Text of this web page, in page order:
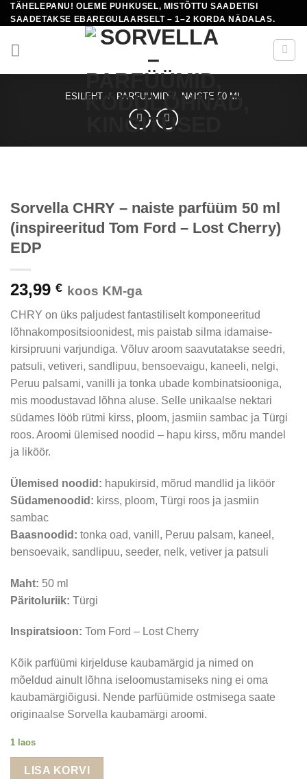
Skip
to
content
TÄHELEPANU! OLEME PUHKUSEL, MISTÕTTU SAADETISI
SAADETAKSE EBAREGULAARSELT – 1–2 KORDA NÄDALAS.
ESILEHT / PARFUUMID / NAISTE 50 ML
Sorvella CHRY – naiste parfüüm 50 ml
(inspireeritud Tom Ford – Lost Cherry)
EDP
23,99 € koos KM-ga
CHRY on üks paljudest fantastiliselt komponeeritud
lõhnakompositsioonidest, mis paistab silma idamaise-
kirsipruuni varjundiga. Võluv aroom saavutatakse seedri,
patsuli, vetiveri, sandlipuu, bensoevaigu, kaneeli, nelgi,
Peruu palsami, vanilli ja tonka ubade kombinatsiooniga,
mis moodustavad lõhna aluse. Selle unikaalse nektari
südames lööb rütmi kirss, ploom, jasmiin sambac ja Türgi
roos. Aroomi ülemised noodid – hapu kirss, mõru mandel
ja liköör.
Ülemised noodid: hapukirsid, mõrud mandlid ja liköör
Südamenoodid: kirss, ploom, Türgi roos ja jasmiin
sambac
Baasnoodid: tonka oad, vanill, Peruu palsam, kaneel,
bensoevaik, sandlipuu, seeder, nelk, vetiver ja patsuli
Maht: 50 ml
Päritoluriik: Türgi
Inspiratsioon: Tom Ford – Lost Cherry
Kõik parfüümi kirjelduse kaubamärgid ja nimed on
mõeldud ainult lõhna iseloomustamiseks ning ei oma
kaubamärgiõigusi. Nende parfüümide ostmisega saate
originaalse Sorvella kaubamärgi aroomi.
1 laos
LISA KORVI